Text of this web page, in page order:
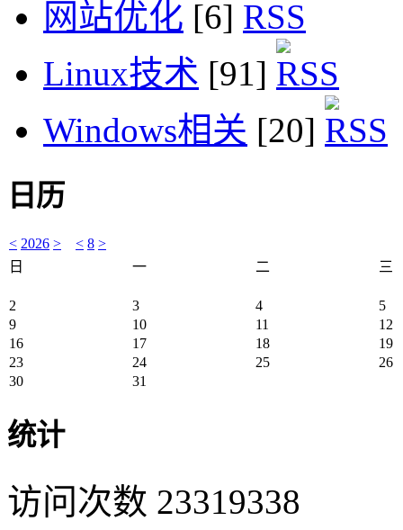
网站优化 [6]
Linux技术 [91]
Windows相关 [20]
日历
< 2026 > < 8 >
日
一 二 三
2 3 4
5
9
10 11
12
16
17 18
19
23
24 25
26
30
31
统计
访问次数 23319338